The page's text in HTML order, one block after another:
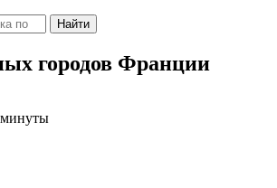
Найти
городов Франции